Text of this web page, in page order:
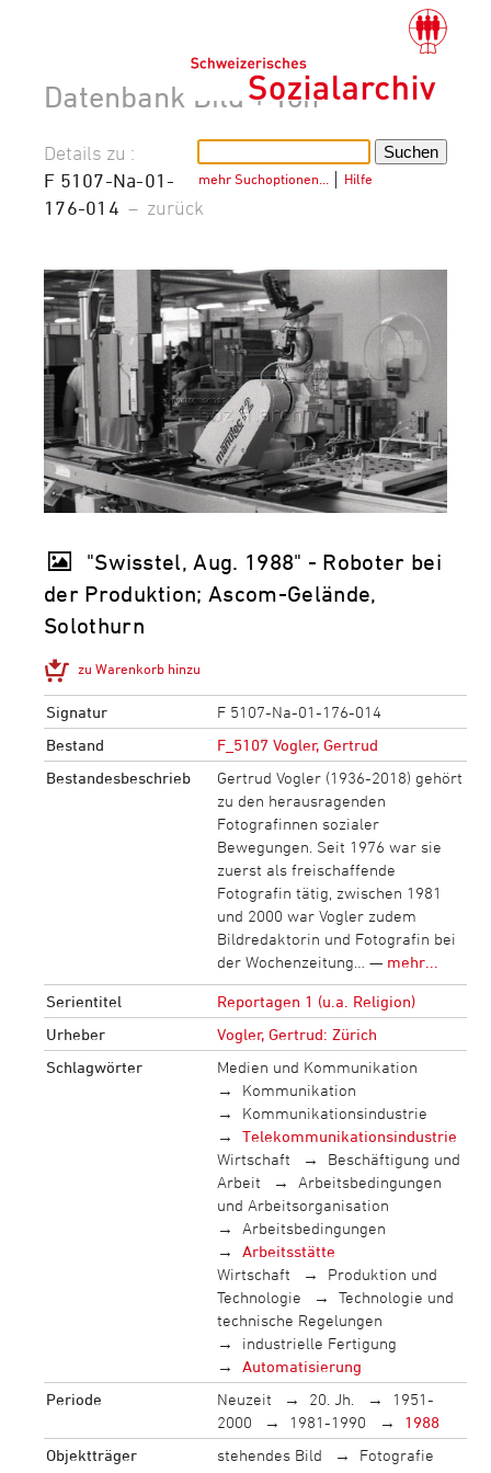
Datenbank Bild + Ton
mehr Suchoptionen… Hilfe
Details zu :
F 5107-Na-01-
176-014 – zurück
"Swisstel, Aug. 1988" - Roboter bei
der Produktion; Ascom-Gelände,
Solothurn
zu Warenkorb hinzu
Signatur
F 5107-Na-01-176-014
Bestand
F_5107 Vogler, Gertrud
Bestandesbeschrieb
Gertrud Vogler (1936-2018) gehört
zu den herausragenden
Fotografinnen sozialer
Bewegungen. Seit 1976 war sie
zuerst als freischaffende
Fotografin tätig, zwischen 1981
und 2000 war Vogler zudem
Bildredaktorin und Fotografin bei
der Wochenzeitung… — mehr...
Serientitel
Reportagen 1 (u.a. Religion)
Urheber
Vogler, Gertrud: Zürich
Schlagwörter
Medien und Kommunikation
Kommunikation
Kommunikationsindustrie
Telekommunikationsindustrie
Wirtschaft
Beschäftigung und
Arbeit
Arbeitsbedingungen
und Arbeitsorganisation
Arbeitsbedingungen
Arbeitsstätte
Wirtschaft
Produktion und
Technologie
Technologie und
technische Regelungen
industrielle Fertigung
Automatisierung
Periode
Neuzeit 20. Jh.
1951-
2000
1981-1990
1988
Objektträger
stehendes Bild
Fotografie